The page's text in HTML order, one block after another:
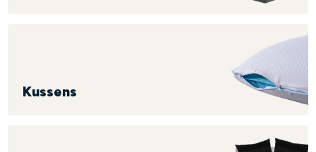
Kussens